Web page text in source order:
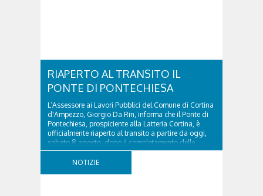
RIAPERTO AL TRANSITO IL
PONTE DI PONTECHIESA
L’Assessore ai Lavori Pubblici del Comune di Cortina
d'Ampezzo, Giorgio Da Rin, informa che il Ponte di
Pontechiesa, prospiciente alla Latteria Cortina, è
ufficialmente riaperto al transito a partire da oggi,
sabato 8 agosto, dopo il completamento delle
verifiche e il positivo collaudo...
NOTIZIE